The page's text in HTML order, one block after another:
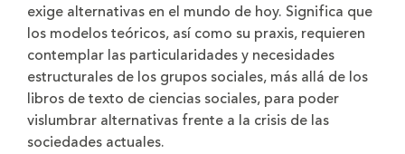
exige alternativas en el mundo de hoy. Significa que
los modelos teóricos, así como su praxis, requieren
contemplar las particularidades y necesidades
estructurales de los grupos sociales, más allá de los
libros de texto de ciencias sociales, para poder
vislumbrar alternativas frente a la crisis de las
sociedades actuales.